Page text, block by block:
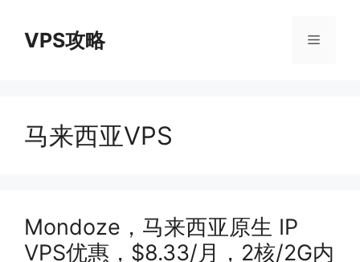
VPS攻略 菜
马来西亚VPS
Mondoze，马来西亚原生 IP
VPS优惠，$8.33/月，2核/2G内